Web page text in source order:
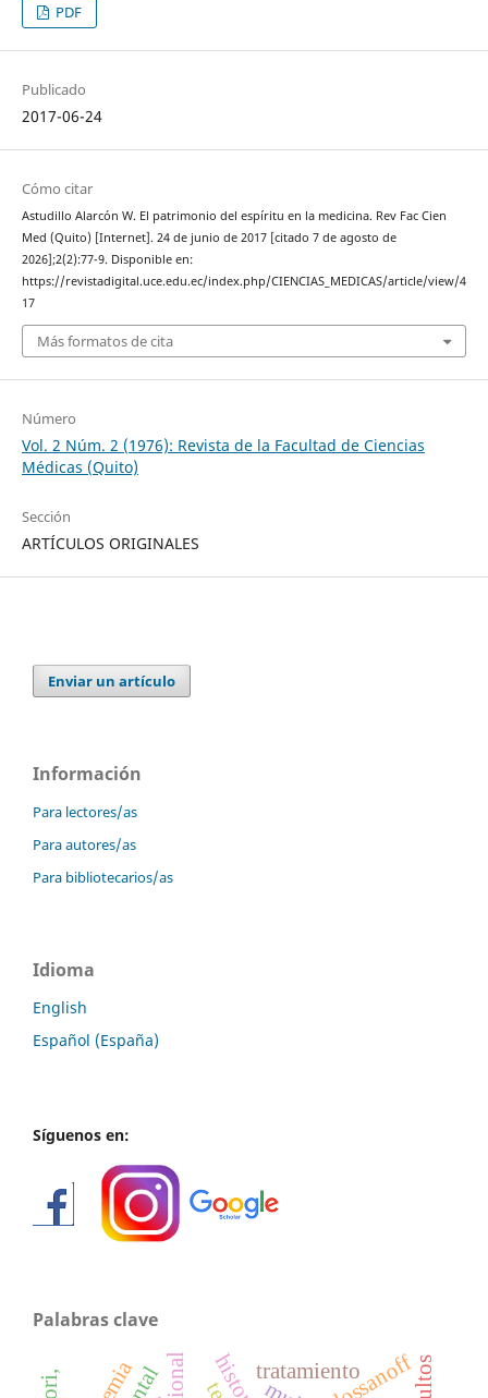
PDF
Publicado
2017-06-24
Cómo citar
Astudillo Alarcón W. El patrimonio del espíritu en la medicina. Rev Fac Cien
Med (Quito) [Internet]. 24 de junio de 2017 [citado 7 de agosto de
2026];2(2):77-9. Disponible en:
https://revistadigital.uce.edu.ec/index.php/CIENCIAS_MEDICAS/article/view/4
17
Más formatos de cita
Número
Vol. 2 Núm. 2 (1976): Revista de la Facultad de Ciencias
Médicas (Quito)
Sección
ARTÍCULOS ORIGINALES
Enviar un artículo
Información
Para lectores/as
Para autores/as
Para bibliotecarios/as
Idioma
English
Español (España)
Síguenos en:
Palabras clave
tratamientolossanoff